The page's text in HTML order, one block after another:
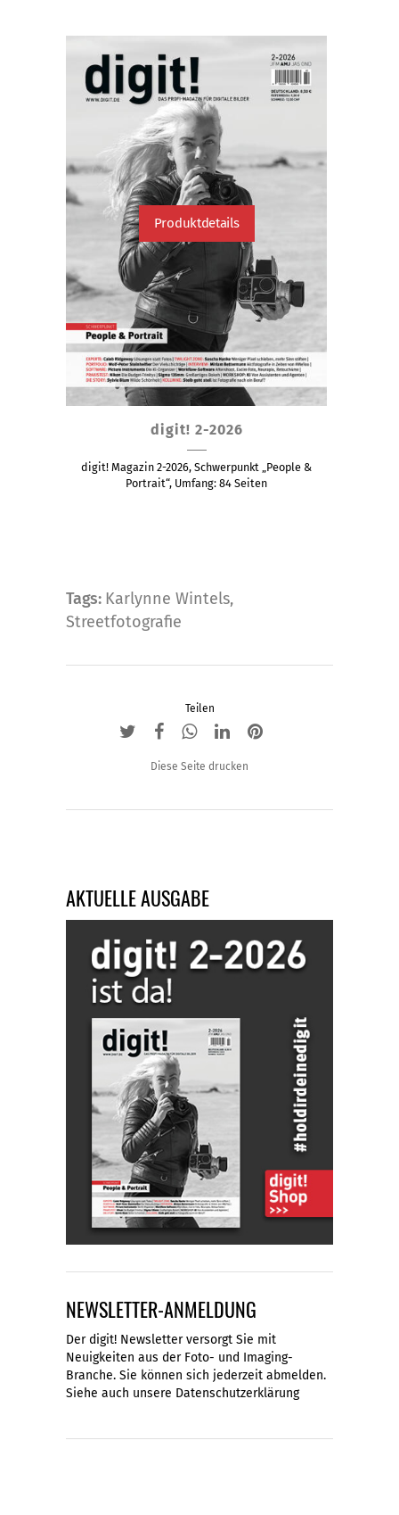
Produktdetails
weist
können
auf
Produktseite
digit! 2-2026
digit! Magazin 2-2026, Schwerpunkt „People &
Portrait“, Umfang: 84 Seiten
Tags: Karlynne Wintels,
Streetfotografie
Teilen
Diese Seite drucken
AKTUELLE AUSGABE
NEWSLETTER-ANMELDUNG
Der digit! Newsletter versorgt Sie mit
Neuigkeiten aus der Foto- und Imaging-
Branche. Sie können sich jederzeit abmelden.
Siehe auch unsere Datenschutzerklärung